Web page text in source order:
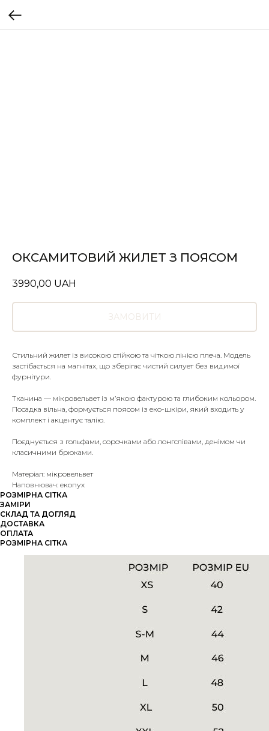
ОКСАМИТОВИЙ ЖИЛЕТ З ПОЯСОМ
3990,00 UAH
ЗАМОВИТИ
Стильний жилет із високою стійкою та чіткою лінією плеча. Модель
застібається на магнітах, що зберігає чистий силует без видимої
фурнітури.
Тканина — мікровельвет із м’якою фактурою та глибоким кольором.
Посадка вільна, формується поясом із еко-шкіри, який входить у
комплект і акцентує талію.
Поєднується з гольфами, сорочками або лонгслівами, денімом чи
класичними брюками.
Матеріал: мікровельвет
Наповнювач: екопух
РОЗМІРНА СІТКА
ЗАМІРИ
СКЛАД ТА ДОГЛЯД
ДОСТАВКА
ОПЛАТА
РОЗМІРНА СІТКА